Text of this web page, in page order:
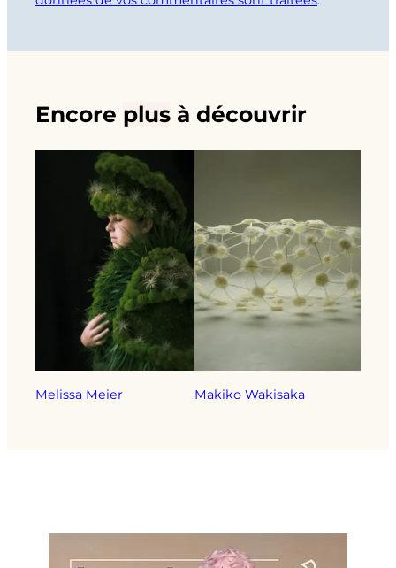
Encore plus à découvrir
Melissa Meier Makiko Wakisaka